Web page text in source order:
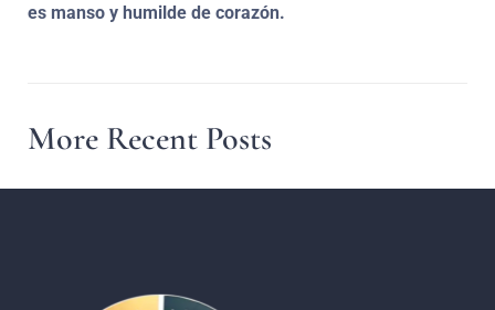
es manso y humilde de corazón.
More Recent Posts